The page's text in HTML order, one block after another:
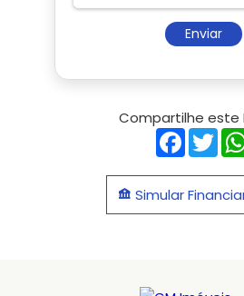
Enviar
Compartilhe este
Simular